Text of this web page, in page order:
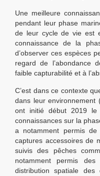
Une meilleure
pendant leur phase
de leur cycle de vie est
connaissance de la
d’observer ces espèces
regard de l’abondance
faible capturabilité et à
C’est dans ce contexte
dans leur environnement
ont initié début 2019 le
connaissances sur la
a notamment permis
captures accessoires de
suivis des pêches
notamment permis
distribution spatiale